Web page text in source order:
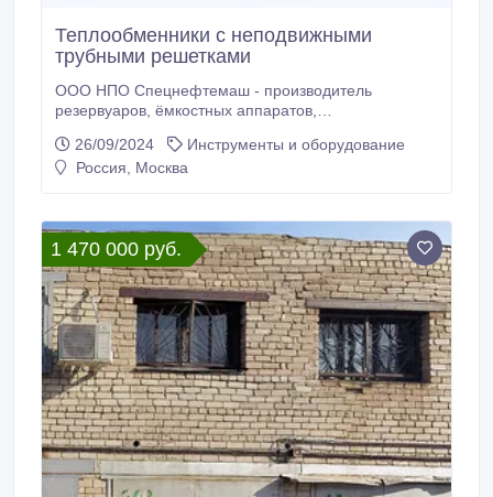
Теплообменники с неподвижными
трубными решетками
ООО НПО Спецнефтемаш - производитель
резервуаров, ёмкостных аппаратов,
оборудования и запорно-регулирующей арматуры.
Благодаря собственному производству мы
неподвижными трубными решетками отличного
качества по низким ценам.
26/09/2024
Инструменты и оборудование
Россия, Москва
1 470 000 руб.